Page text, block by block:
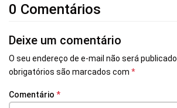
0 Comentários
Deixe um comentário
O seu endereço de e-mail não será publicado.
obrigatórios são marcados com *
Comentário *